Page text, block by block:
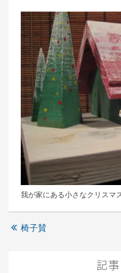
我が家にある小さなクリスマ
椅子賛
記